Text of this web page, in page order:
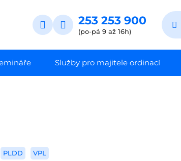
253 253 900
(po-pá 9 až 16h)
Služby pro majitele ordinací
PLDD VPL